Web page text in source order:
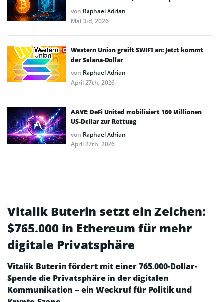
von Raphael Adrian
Mai 3rd, 2026
Western Union greift SWIFT an: Jetzt kommt
der Solana-Dollar
von Raphael Adrian
April 27th, 2026
AAVE: DeFi United mobilisiert 160 Millionen
US-Dollar zur Rettung
von Raphael Adrian
April 27th, 2026
Vitalik Buterin setzt ein Zeichen:
$765.000 in Ethereum für mehr
digitale Privatsphäre
Vitalik Buterin fördert mit einer 765.000-Dollar-
Spende die Privatsphäre in der digitalen
Kommunikation – ein Weckruf für Politik und